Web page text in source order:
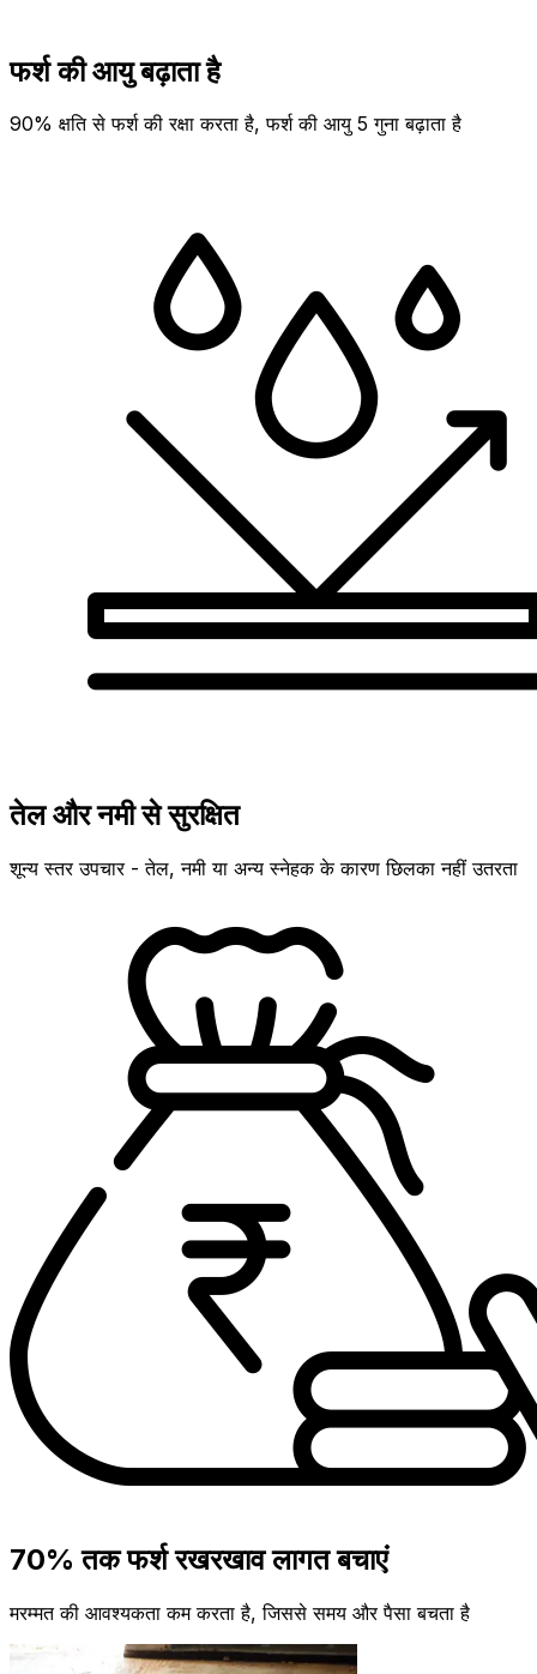
फर्श की आयु बढ़ाता है
90% क्षति से फर्श की रक्षा करता है, फर्श की आयु 5 गुना बढ़ाता है
तेल और नमी से सुरक्षित
शून्य स्तर उपचार - तेल, नमी या अन्य स्नेहक के कारण छिलका नहीं उतरता
70% तक फर्श रखरखाव लागत बचाएं
मरम्मत की आवश्यकता कम करता है, जिससे समय और पैसा बचता है